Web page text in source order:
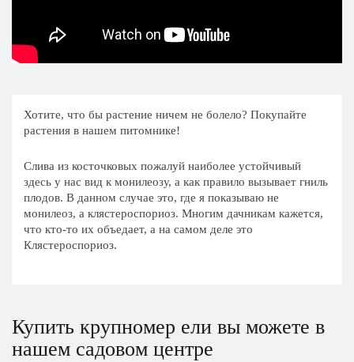
Хотите, что бы растение ничем не болело? Покупайте
растения в нашем питомнике!
Слива из косточковых пожалуй наиболее устойчивый
здесь у нас вид к монилеозу, а как правило вызывает гниль
плодов. В данном случае это, где я показываю не
монилеоз, а клястероспориоз. Многим дачникам кажется,
что кто-то их объедает, а на самом деле это
Клястероспориоз.
Купить крупномер ели вы можете в
нашем садовом центре